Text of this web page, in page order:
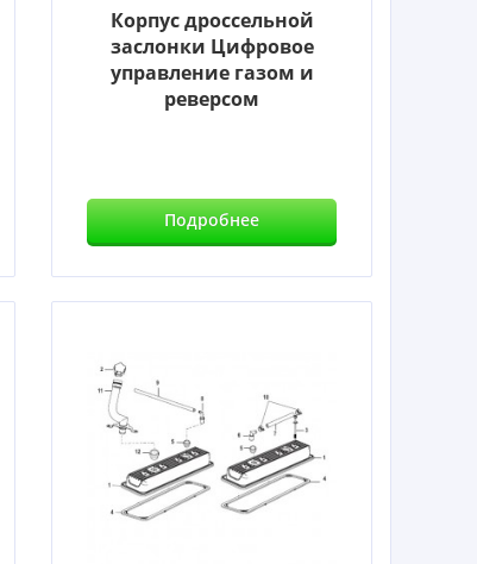
Корпус дроссельной
заслонки Цифровое
управление газом и
реверсом
Подробнее